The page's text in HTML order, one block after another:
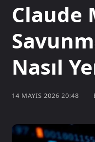
Claude
Nasıl
14 MAYIS 2026 20:48